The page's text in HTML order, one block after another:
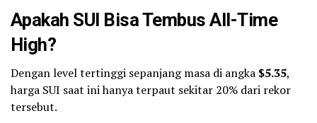
Apakah SUI Bisa Tembus All-Time
High?
Dengan level tertinggi sepanjang masa di angka $5.35,
harga SUI saat ini hanya terpaut sekitar 20% dari rekor
tersebut.